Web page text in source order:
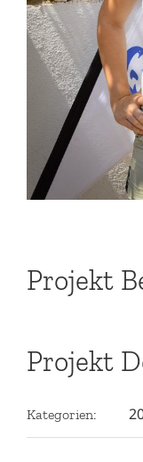
Projekt
Projekt
Kategorien: